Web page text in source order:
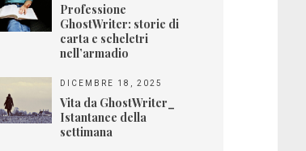
Professione
GhostWriter: storie di
carta e scheletri
nell’armadio
DICEMBRE 18, 2025
Vita da GhostWriter_
Istantanee della
settimana